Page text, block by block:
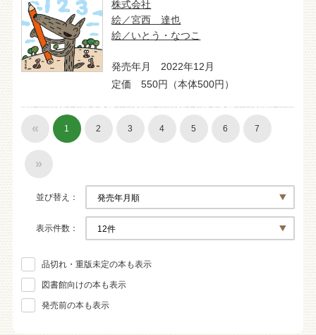
株式会社
絵／宮西 達也
絵／いとう・なつこ
発売年月 2022年12月
定価 550円（本体500円）
« 1 2 3 4 5 6 7
»
並び替え
表示件数
品切れ・重版未定の本も表示
図書館向けの本も表示
発売前の本も表示